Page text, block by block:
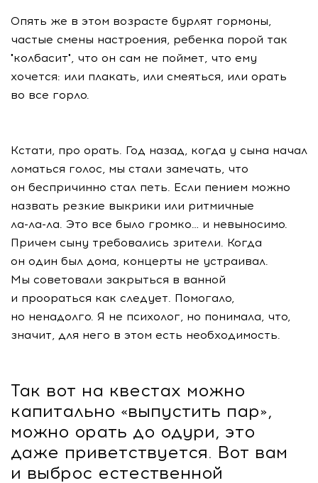
Опять же в этом возрасте бурлят гормоны,
частые смены настроения, ребенка порой так
"колбасит", что он сам не поймет, что ему
хочется: или плакать, или смеяться, или орать
во все горло.
Кстати, про орать. Год назад, когда у сына начал
ломаться голос, мы стали замечать, что
он беспричинно стал петь. Если пением можно
назвать резкие выкрики или ритмичные
ла-ла-ла. Это все было громко… и невыносимо.
Причем сыну требовались зрители. Когда
он один был дома, концерты не устраивал.
Мы советовали закрыться в ванной
и проораться как следует. Помогало,
но ненадолго. Я не психолог, но понимала, что,
значит, для него в этом есть необходимость.
Так вот на квестах можно
капитально «выпустить пар»,
можно орать до одури, это
даже приветствуется. Вот вам
и выброс естественной